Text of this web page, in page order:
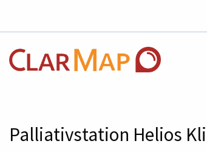
Palliativstation Helios